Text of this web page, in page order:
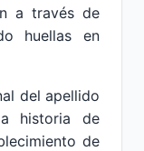
a través de
huellas en
del apellido
historia de
de